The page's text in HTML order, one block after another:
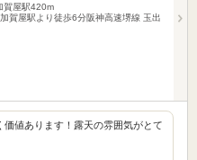
賀屋駅420m
賀屋駅より徒歩6分阪神高速堺線 玉出
価値あります！露天の雰囲気がとて